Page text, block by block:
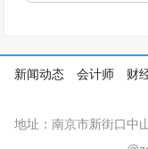
新闻动态 会计师 财
地址：南京市新街口中